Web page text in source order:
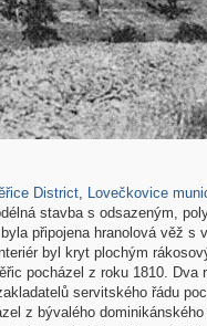
District, Lovečkovice
stavba s odsazeným,
připojena hranolová věž
byl kryt plochým
pocházel z roku 1810.
servitského řádu
z bývalého